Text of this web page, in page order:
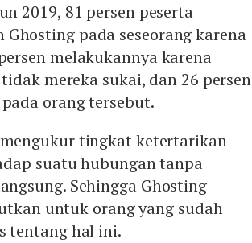
2019, 81 persen peserta
pada seseorang karena
melakukannya karena
mereka sukai, dan 26 persen
orang tersebut.
tingkat ketertarikan
suatu hubungan tanpa
Sehingga Ghosting
untuk orang yang sudah
tentang hal ini.